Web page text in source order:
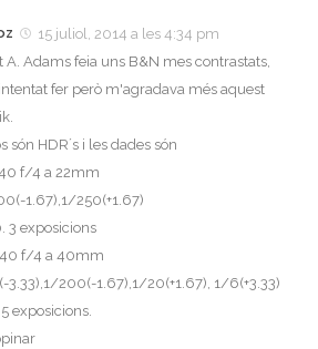
15 juliol, 2014 a les 4:34 pm
A. Adams feia uns B&N mes contrastats,
fer però m'agradava més aquest
són HDR´s i les dades són
40 f/4 a 22mm
1.67),1/250(+1.67)
3 exposicions
40 f/4 a 40mm
200(-1.67),1/20(+1.67), 1/6(+3.33)
exposicions.